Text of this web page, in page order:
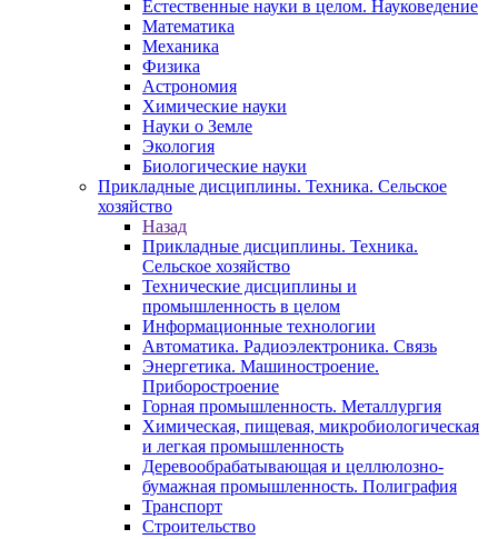
Естественные науки в целом. Науковедение
Математика
Механика
Физика
Астрономия
Химические науки
Науки о Земле
Экология
Биологические науки
Прикладные дисциплины. Техника. Сельское
хозяйство
Назад
Прикладные дисциплины. Техника.
Сельское хозяйство
Технические дисциплины и
промышленность в целом
Информационные технологии
Автоматика. Радиоэлектроника. Связь
Энергетика. Машиностроение.
Приборостроение
Горная промышленность. Металлургия
Химическая, пищевая, микробиологическая
и легкая промышленность
Деревообрабатывающая и целлюлозно-
бумажная промышленность. Полиграфия
Транспорт
Строительство